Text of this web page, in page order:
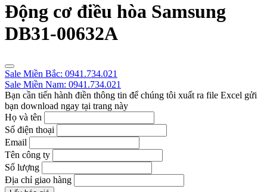
Động cơ điều hòa Samsung
DB31-00632A
Sale Miền Bắc: 0941.734.021
Sale Miền Nam: 0941.734.021
Bạn cần tiến hành điền thông tin để chúng tôi xuất ra file Excel gửi
bạn download ngay tại trang này
Họ và tên
Số điện thoại
Email
Tên công ty
Số lượng
Địa chỉ giao hàng